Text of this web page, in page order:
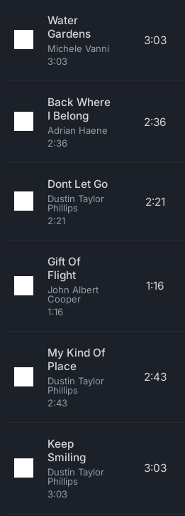
Water
Gardens
Michele Vanni
3:03
3:03
Back Where
I Belong
Adrian Haene
2:36
2:36
Dont Let Go
Dustin Taylor
Phillips
2:21
2:21
Gift Of
Flight
John Albert
Cooper
1:16
1:16
My Kind Of
Place
Dustin Taylor
Phillips
2:43
2:43
Keep
Smiling
Dustin Taylor
Phillips
3:03
3:03